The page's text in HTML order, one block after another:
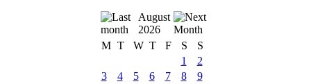
August
2026
M T W T F S
S
1
2
3
4 5 6 7 8
9